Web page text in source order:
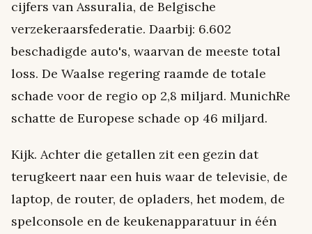
cijfers van Assuralia, de Belgische
verzekeraarsfederatie. Daarbij: 6.602
beschadigde auto's, waarvan de meeste total
loss. De Waalse regering raamde de totale
schade voor de regio op 2,8 miljard. MunichRe
schatte de Europese schade op 46 miljard.
Kijk. Achter die getallen zit een gezin dat
terugkeert naar een huis waar de televisie, de
laptop, de router, de opladers, het modem, de
spelconsole en de keukenapparatuur in één